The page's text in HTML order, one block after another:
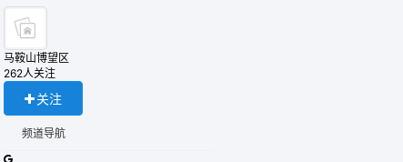
马鞍山博望区
262人关注
关注
频道导航